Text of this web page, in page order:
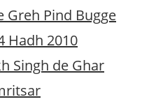
Greh Pind Bugge
Hadh 2010
Singh de Ghar